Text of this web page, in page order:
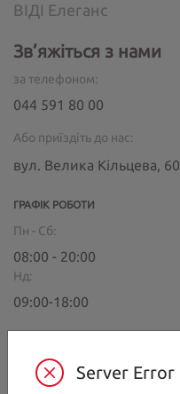
ВІДІ Елеганс
Зв’яжіться з нами
за телефоном:
044 591 80 00
Або приїздіть до нас:
вул. Велика Кільцева, 60
ГРАФІК РОБОТИ
Пн - Сб:
08:00 - 20:00
Нд:
09:00-18:00
Server Error